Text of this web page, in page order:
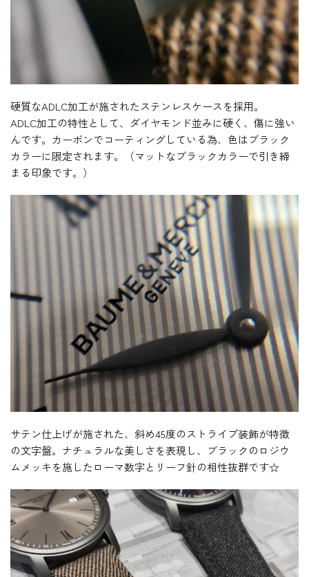
硬質なADLC加工が施されたステンレスケースを採用。
ADLC加工の特性として、ダイヤモンド並みに硬く、傷に強い
んです。カーボンでコーティングしている為、色はブラック
カラーに限定されます。（マットなブラックカラーで引き締
まる印象です。）
サテン仕上げが施された、斜め45度のストライプ装飾が特徴
の文字盤。ナチュラルな美しさを表現し、ブラックのロジウ
ムメッキを施したローマ数字とリーフ針の相性抜群です☆